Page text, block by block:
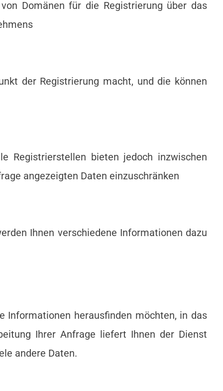
Domänen für die Registrierung über das
der Registrierung macht, und die können
Registrierstellen bieten jedoch inzwischen
angezeigten Daten einzuschränken
Ihnen verschiedene Informationen dazu
Informationen herausfinden möchten, in das
Ihrer Anfrage liefert Ihnen der Dienst
andere Daten.